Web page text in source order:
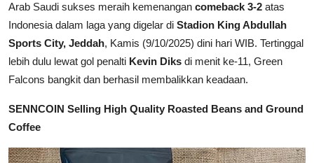
Arab Saudi sukses meraih kemenangan comeback 3-2 atas
Indonesia dalam laga yang digelar di Stadion King Abdullah
Sports City, Jeddah, Kamis (9/10/2025) dini hari WIB. Tertinggal
lebih dulu lewat gol penalti Kevin Diks di menit ke-11, Green
Falcons bangkit dan berhasil membalikkan keadaan.
SENNCOIN Selling High Quality Roasted Beans and Ground
Coffee